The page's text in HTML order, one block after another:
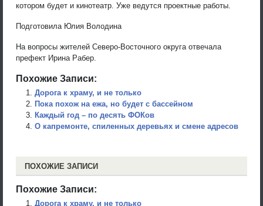
котором будет и кинотеатр. Уже ведутся проектные работы.
Подготовила Юлия Володина
На вопросы жителей Северо-Восточного округа отвечала
префект Ирина Рабер.
Похожие Записи:
Дорога к храму, и не только
Пока похож на ежа, но будет с бассейном
Каждый год – по десять ФОКов
О капремонте, спиленных деревьях и смене адресов
ПОХОЖИЕ ЗАПИСИ
Похожие Записи:
Дорога к храму, и не только